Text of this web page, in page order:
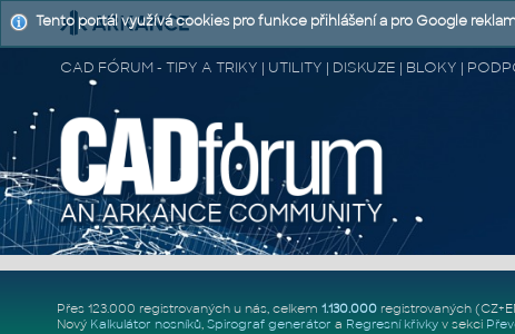
CAD FÓRUM - TIPY A TRIKY | UTILITY | DISKUZE | BLOKY |
Přes 123.000 registrovaných u nás, celkem 1.130.000registrovaných
Nový Kalkulátor nosníků, Spirograf generátor a Regresní křivkyv sekci
Tento portál využívá cookies pro funkce přihlášení a pro Google